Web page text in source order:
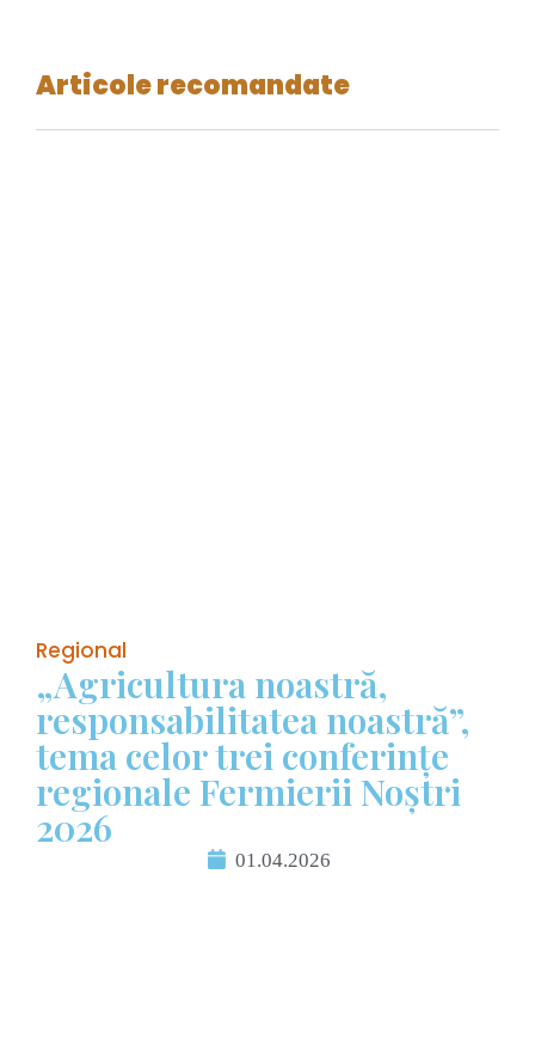
Articole recomandate
Regional
„Agricultura noastră,
responsabilitatea noastră”,
tema celor trei conferințe
regionale Fermierii Noștri
2026
01.04.2026